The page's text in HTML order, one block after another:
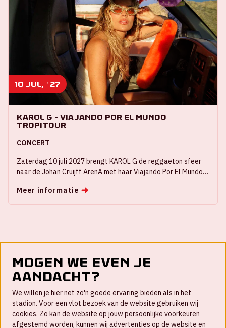
10 jul, '27
KAROL G - Viajando Por El Mundo
Tropitour
CONCERT
Zaterdag 10 juli 2027 brengt KAROL G de reggaeton sfeer
naar de Johan Cruijff ArenA met haar Viajando Por El Mundo
Meer informatie
Werken bij
Mogen we even je
aandacht?
We willen je hier net zo'n goede ervaring bieden als in het
stadion. Voor een vlot bezoek van de website gebruiken wij
cookies. Zo kan de website op jouw persoonlijke voorkeuren
afgestemd worden, kunnen wij advertenties op de website en